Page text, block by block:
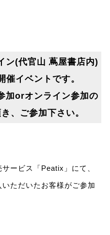
ン(代官山 蔦屋書店内)
催イベントです。
加orオンライン参加の
、ご参加下さい。
ービス「Peatix」にて、
ただいたお客様がご参加